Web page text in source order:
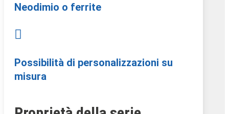
Neodimio o ferrite

Possibilità di personalizzazioni su
misura